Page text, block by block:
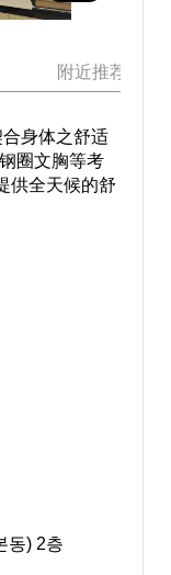
附近推荐景点
身体之舒适
圈文胸等考
供全天候的舒
동) 2층